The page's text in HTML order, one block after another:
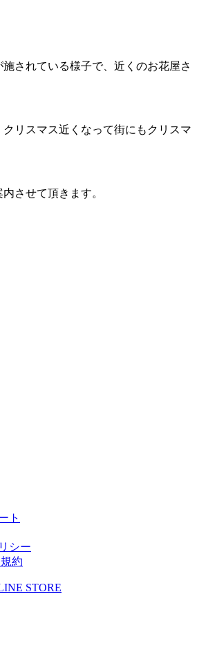
されている様子で、近くのお花屋さ
リスマス近くなって街にもクリスマ
させて頂きます。
ト
シー
約
STORE